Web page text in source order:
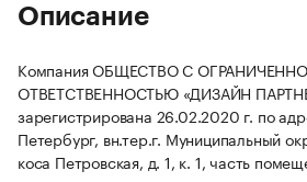
Описание
Компания ОБЩЕСТВО С
ОТВЕТСТВЕННОСТЬЮ «ДИЗАЙН
зарегистрирована 26.02.2020 г. по
Петербург, вн.тер.г. Муниципальный
коса Петровская, д. 1, к. 1, часть